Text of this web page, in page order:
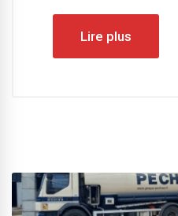
Lire plus